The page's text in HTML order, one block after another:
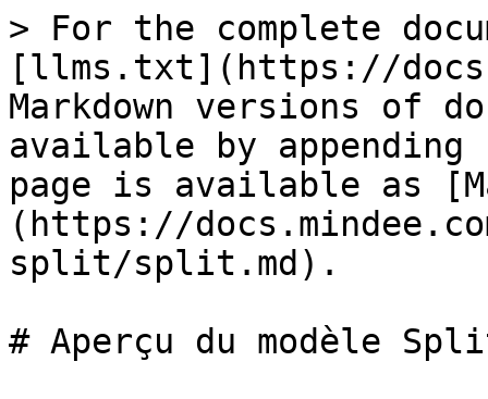
> For the complete
[llms.txt](https://
Markdown versions of
available by
page is available as
(https://
split/split.md).
# Aperçu du modèle